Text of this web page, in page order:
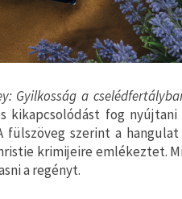
Gyilkosság a
kikapcsolódást fog nyújtani
szerint a
krimijeire emlékeztet.
a regényt.